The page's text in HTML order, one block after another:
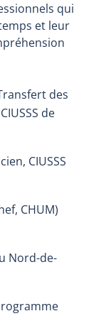
qui
et leur
des
de
CIUSSS
CHUM)
Nord-de-